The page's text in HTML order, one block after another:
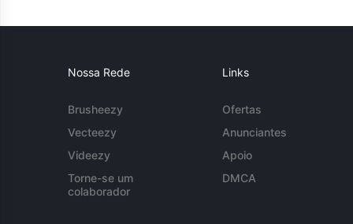
Nossa Rede
Brusheezy
Vecteezy
Videezy
Torne-se um
colaborador
Links
Ofertas
Anunciantes
Apoio
DMCA